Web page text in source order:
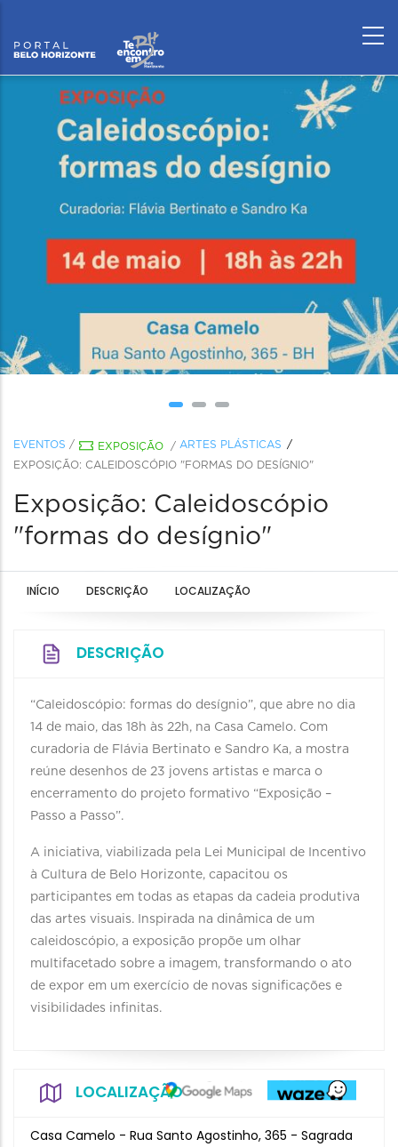
EVENTOS / EXPOSIÇÃO / ARTES PLÁSTICAS
EXPOSIÇÃO: CALEIDOSCÓPIO "FORMAS DO DESÍGNIO"
Exposição: Caleidoscópio
"formas do desígnio"
INÍCIO DESCRIÇÃO LOCALIZAÇÃO
DESCRIÇÃO
“Caleidoscópio: formas do desígnio”, que abre no dia
14 de maio, das 18h às 22h, na Casa Camelo. Com
curadoria de Flávia Bertinato e Sandro Ka, a mostra
reúne desenhos de 23 jovens artistas e marca o
encerramento do projeto formativo “Exposição –
Passo a Passo”.
A iniciativa, viabilizada pela Lei Municipal de Incentivo
à Cultura de Belo Horizonte, capacitou os
participantes em todas as etapas da cadeia produtiva
das artes visuais. Inspirada na dinâmica de um
caleidoscópio, a exposição propõe um olhar
multifacetado sobre a imagem, transformando o ato
de expor em um exercício de novas significações e
visibilidades infinitas.
LOCALIZAÇÃO
Casa Camelo - Rua Santo Agostinho, 365 - Sagrada